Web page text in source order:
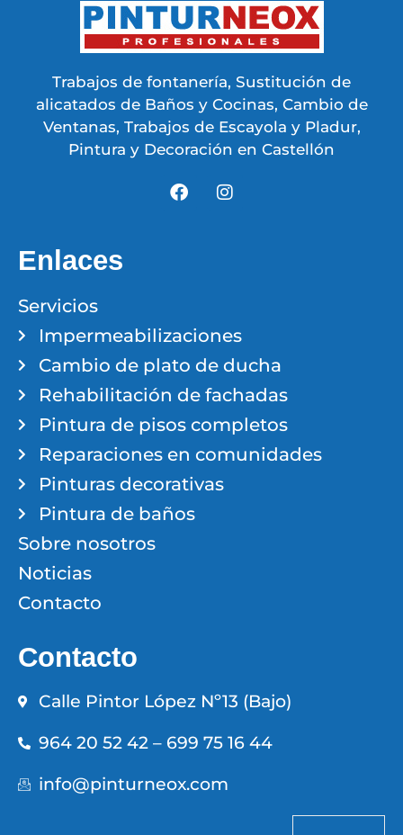
Trabajos de fontanería, Sustitución de
alicatados de Baños y Cocinas, Cambio de
Ventanas, Trabajos de Escayola y Pladur,
Pintura y Decoración en Castellón
Enlaces
Servicios
Impermeabilizaciones
Cambio de plato de ducha
Rehabilitación de fachadas
Pintura de pisos completos
Reparaciones en comunidades
Pinturas decorativas
Pintura de baños
Sobre nosotros
Noticias
Contacto
Contacto
Calle Pintor López Nº13 (Bajo)
964 20 52 42 – 699 75 16 44
info@pinturneox.com